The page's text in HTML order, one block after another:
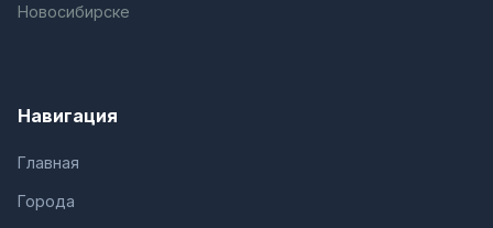
Новосибирске
Навигация
Главная
Города